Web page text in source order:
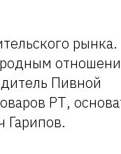
рынка.
Пивной
РТ,
Гарипов.